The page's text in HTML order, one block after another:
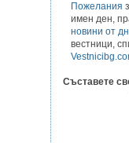
Пожелания
имен ден,
новини от
вестници,
Съставете